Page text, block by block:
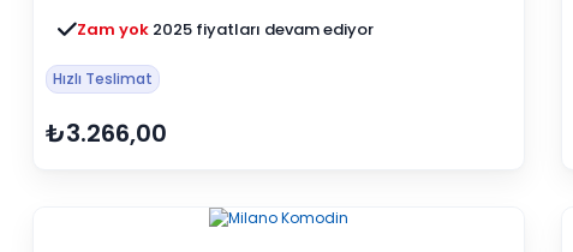
Zam yok 2025 fiyatları devam ediyor
Hızlı Teslimat
₺3.266,00